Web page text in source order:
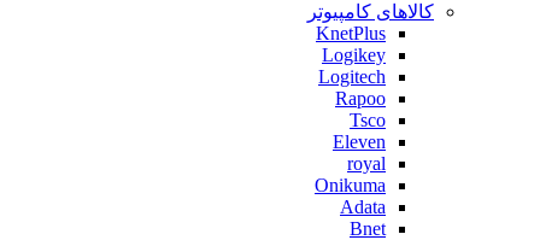
کالاهای کامپیوتر
KnetPlus
Logikey
Logitech
Rapoo
Tsco
Eleven
royal
Onikuma
Adata
Bnet